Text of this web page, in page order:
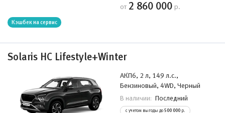
от 2 860 000 р.
Кэшбек на сервис
Solaris HC Lifestyle+Winter
АКП6, 2 л, 149 л.с.,
Бензиновый, 4WD, Черный
В наличии: Последний
с учетом выгоды до 500 000 р.